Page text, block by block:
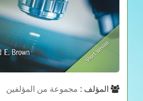
المؤلف : مجموعة من المؤلفين